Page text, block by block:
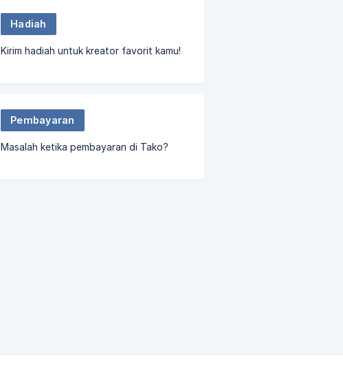
Hadiah
Kirim hadiah untuk kreator favorit kamu!
Pembayaran
Masalah ketika pembayaran di Tako?